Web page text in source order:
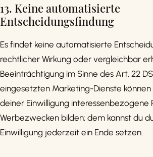
13. Keine automatisierte
Entscheidungsfindung
Es findet keine automatisierte
rechtlicher Wirkung oder vergleichbar
Beeinträchtigung im Sinne des Art. 22
eingesetzten Marketing-Dienste
deiner Einwilligung interessenbezogene
Werbezwecken bilden; dem kannst du
Einwilligung jederzeit ein Ende setzen.